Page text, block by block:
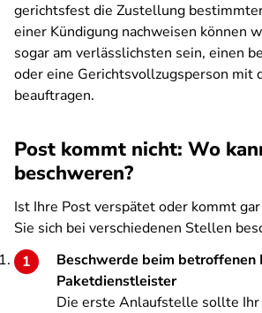
gerichtsfest die Zustellung
einer Kündigung nachweisen können
sogar am verlässlichsten sein, einen
oder eine Gerichtsvollzugsperson mit
beauftragen.
Post kommt nicht: Wo
beschweren?
Ist Ihre Post verspätet oder kommt
Sie sich bei verschiedenen Stellen
Beschwerde beim betroffenen
Paketdienstleister
Die erste Anlaufstelle sollte